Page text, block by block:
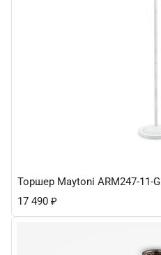
Торшер Maytoni ARM247-11-G
17 490 ₽